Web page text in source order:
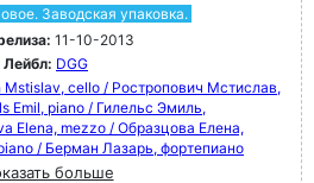
Заводская упаковка.
11-10-2013
Лейбл: DGG
Mstislav, cello / Ростропович Мстислав,
Emil, piano / Гилельс Эмиль,
Elena, mezzo / Образцова Елена,
/ Берман Лазарь, фортепиано
больше